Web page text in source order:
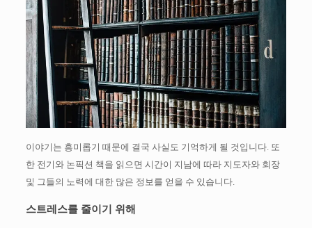
이야기는 흥미롭기 때문에 결국 사실도 기억하게 될 것입니다. 또
한 전기와 논픽션 책을 읽으면 시간이 지남에 따라 지도자와 회장
및 그들의 노력에 대한 많은 정보를 얻을 수 있습니다.
스트레스를 줄이기 위해